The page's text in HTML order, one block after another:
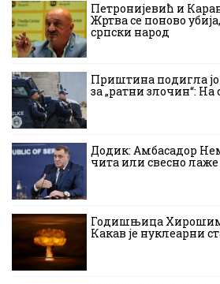
Петронијевић и
Жртва се поново
српски народ
Приштина подигла
за „ратни злочин“:
Додик: Амбасадор
чита или свесно лаже
Годишњица
Какав је нуклеарни